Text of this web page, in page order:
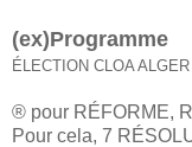
(ex)Programme
ÉLECTION CLOA ALGER
® pour RÉFORME,
Pour cela, 7